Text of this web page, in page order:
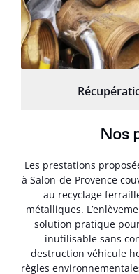
Nos
Les prestations
à Salon-de-Provence
au recyclage
métalliques.
solution pratique
inutilisable sans
destruction véhicule
règles